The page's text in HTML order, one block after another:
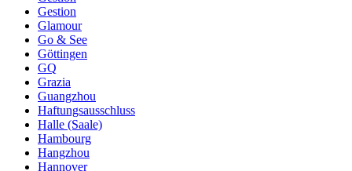
Gestion
Glamour
Go & See
Göttingen
GQ
Grazia
Guangzhou
Haftungsausschluss
Halle (Saale)
Hambourg
Hangzhou
Hannover